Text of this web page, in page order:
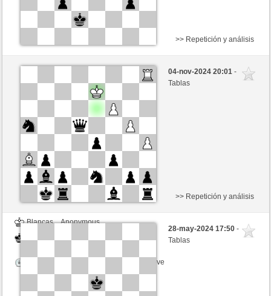
Blancas
Anonymous
Tiempo: 5 minutes/side + 8 seconds/move
>> Repetición y análisis
04-nov-2024 20:01-
Tablas
Blancas
Anonymous
Tiempo: 5 minutes/side + 8 seconds/move
>> Repetición y análisis
28-may-2024 17:50-
Tablas